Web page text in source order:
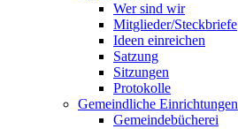
Wer sind wir
Mitglieder/Steckbriefe
Ideen einreichen
Satzung
Sitzungen
Protokolle
Gemeindliche Einrichtungen
Gemeindebücherei